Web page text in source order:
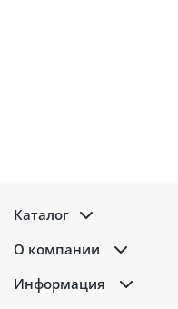
Каталог
О компании
Информация